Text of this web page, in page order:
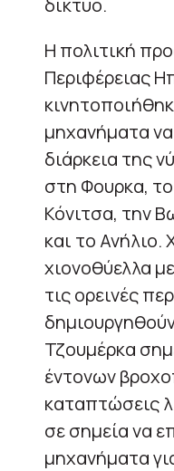
Η πολιτική
Περιφέρειας
μηχανήματα
διάρκεια της
στη Φουρκα,
Κόνιτσα, την
και το Ανήλιο.
χιονοθύελλα
τις ορεινές
Τζουμέρκα
έντονων
καταπτώσεις
σε σημεία να
μηχανήματα